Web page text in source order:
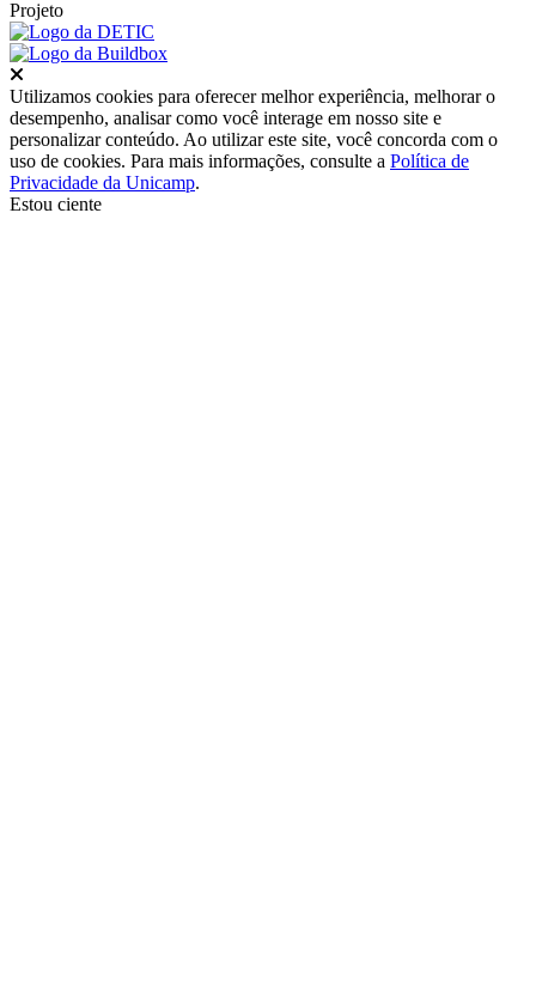
Projeto
Utilizamos cookies para oferecer melhor experiência, melhorar o
desempenho, analisar como você interage em nosso site e
personalizar conteúdo. Ao utilizar este site, você concorda com o
uso de cookies. Para mais informações, consulte a Política de
Privacidade da Unicamp.
Estou ciente